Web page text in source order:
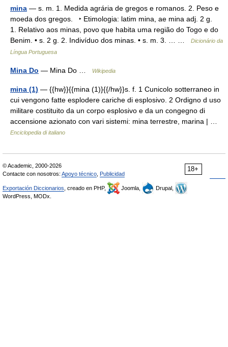
mina — s. m. 1. Medida agrária de gregos e romanos. 2. Peso e
moeda dos gregos. ‣ Etimologia: latim mina, ae mina adj. 2 g.
1. Relativo aos minas, povo que habita uma região do Togo e do
Benim. • s. 2 g. 2. Indivíduo dos minas. • s. m. 3. … …
Dicionário da
Língua Portuguesa
Mina Do — Mina Do … Wikipedia
mina (1) — {{hw}}{{mina (1)}{{/hw}}s. f. 1 Cunicolo sotterraneo in
cui vengono fatte esplodere cariche di esplosivo. 2 Ordigno d uso
militare costituito da un corpo esplosivo e da un congegno di
accensione azionato con vari sistemi: mina terrestre, marina | …
Enciclopedia di italiano
18+
© Academic, 2000-2026
Contacte con nosotros: Apoyo técnico Publicidad
Exportación Diccionarios , creado en PHP, Joomla,
Drupal,
WordPress, MODx.